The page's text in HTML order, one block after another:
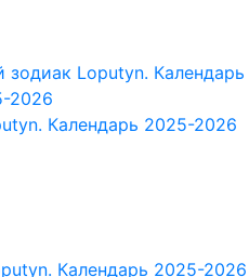
Календарь 2025-2026